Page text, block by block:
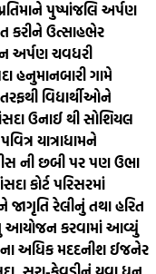
પુષ્પાંજલિ અર્પણ
કરીને ઉત્સાહભેર
અર્પણ ચવધરી
હનુમાનબારી ગામે
વિદ્યાર્થીઓને
ઉનાઈ થી સોશિયલ
યાત્રાધામને
ની છબી પર પણ ઉભા
કોર્ટ પરિસરમાં
રેલીનું તથા હરિત
આયોજન કરવામાં આવ્યું
અધિક મદદનીશ ઈજનેર